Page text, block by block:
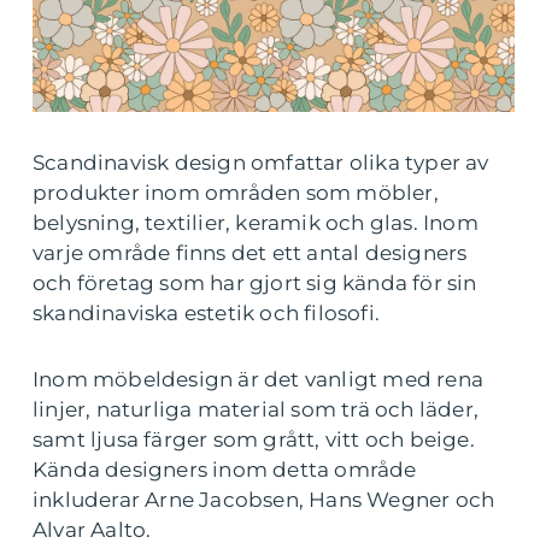
Scandinavisk design omfattar olika typer av
produkter inom områden som möbler,
belysning, textilier, keramik och glas. Inom
varje område finns det ett antal designers
och företag som har gjort sig kända för sin
skandinaviska estetik och filosofi.
Inom möbeldesign är det vanligt med rena
linjer, naturliga material som trä och läder,
samt ljusa färger som grått, vitt och beige.
Kända designers inom detta område
inkluderar Arne Jacobsen, Hans Wegner och
Alvar Aalto.